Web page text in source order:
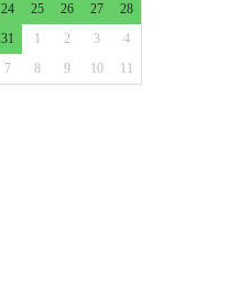
24 25 26 27
28
31 1 2 3
4
7 8 9 10 11